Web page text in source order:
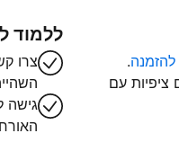
.
ציפיות עם
ללמוד
צרו
גישה